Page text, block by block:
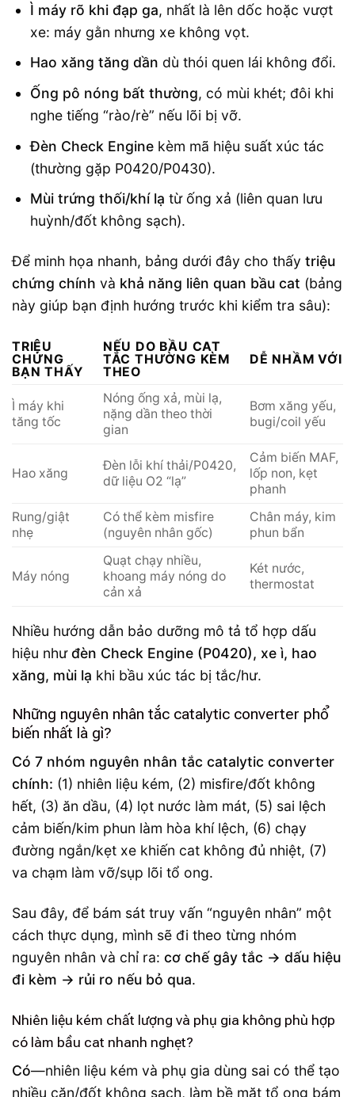
Ì máy rõ khi đạp ga, nhất là lên dốc hoặc vượt
xe: máy gằn nhưng xe không vọt.
Hao xăng tăng dần dù thói quen lái không đổi.
Ống pô nóng bất thường, có mùi khét; đôi khi
nghe tiếng “rào/rè” nếu lõi bị vỡ.
Đèn Check Enginekèm mã hiệu suất xúc tác
(thường gặp P0420/P0430).
Mùi trứng thối/khí lạ từ ống xả (liên quan lưu
huỳnh/đốt không sạch).
Để minh họa nhanh, bảng dưới đây cho thấy triệu
chứng chính và khả năng liên quan bầu cat (bảng
này giúp bạn định hướng trước khi kiểm tra sâu):
TRIỆU
CHỨNG
BẠN THẤY
NẾU DO BẦU CAT
TẮC THƯỜNG KÈM
THEO
DỄ NHẦM VỚI
Ì máy khi
tăng tốc
Nóng ống xả, mùi lạ,
nặng dần theo thời
gian
Bơm xăng yếu,
bugi/coil yếu
Hao xăng
Đèn lỗi khí thải/P0420,
dữ liệu O2 “lạ”
Cảm biến MAF,
lốp non, kẹt
phanh
Rung/giật
nhẹ
Có thể kèm misfire
(nguyên nhân gốc)
Chân máy, kim
phun bẩn
Máy nóng
Quạt chạy nhiều,
khoang máy nóng do
cản xả
Két nước,
thermostat
Nhiều hướng dẫn bảo dưỡng mô tả tổ hợp dấu
hiệu nhưđèn Check Engine (P0420), xe ì, hao
xăng, mùi lạ khi bầu xúc tác bị tắc/hư.
Những nguyên nhân tắc catalytic converter phổ
biến nhất là gì?
Có 7 nhóm nguyên nhân tắc catalytic converter
chính: (1) nhiên liệu kém, (2) misfire/đốt không
hết, (3) ăn dầu, (4) lọt nước làm mát, (5) sai lệch
cảm biến/kim phun làm hòa khí lệch, (6) chạy
đường ngắn/kẹt xe khiến cat không đủ nhiệt, (7)
va chạm làm vỡ/sụp lõi tổ ong.
Sau đây, để bám sát truy vấn “nguyên nhân” một
cách thực dụng, mình sẽ đi theo từng nhóm
nguyên nhân và chỉ ra: cơ chế gây tắc → dấu hiệu
đi kèm → rủi ro nếu bỏ qua.
Nhiên liệu kém chất lượng và phụ gia không phù hợp
có làm bầu cat nhanh nghẹt?
Có—nhiên liệu kém và phụ gia dùng sai có thể tạo
nhiều cặn/đốt không sạch, làm bề mặt tổ ong bám